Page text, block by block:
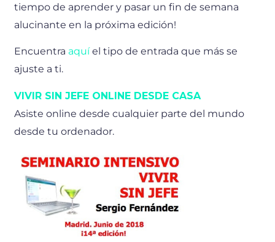
tiempo de aprender y pasar un fin de semana
alucinante en la próxima edición!
Encuentra aquíel tipo de entrada que más se
ajuste a ti.
VIVIR SIN JEFE ONLINE DESDE CASA
Asiste online desde cualquier parte del mundo
desde tu ordenador.